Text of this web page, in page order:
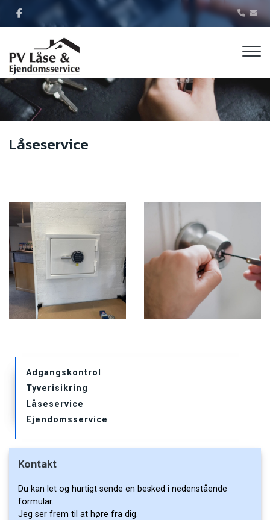
Låseservice
Primær
navigation
undersider
Adgangskontrol
Tyverisikring
Låseservice
Ejendomsservice
Kontakt
Du kan let og hurtigt sende en besked i nedenstående
formular.
Jeg ser frem til at høre fra dig.